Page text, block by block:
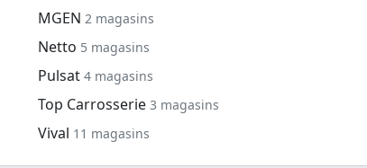
MGEN 2 magasins
Netto 5 magasins
Pulsat 4 magasins
Top Carrosserie 3 magasins
Vival 11 magasins